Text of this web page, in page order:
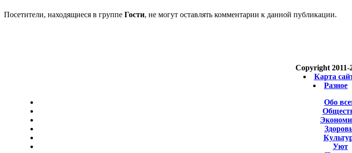
Посетители, находящиеся в группе Гости, не могут оставлять комментарии к данной публикации.
Copyright 2011-
Карта
Разное
Обо
Уют